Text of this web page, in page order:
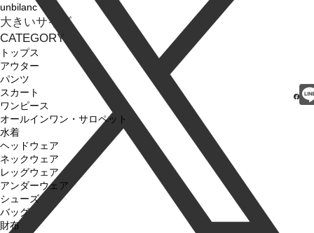
unbilanc
大きいサイズ
CATEGORY
トップス
アウター
パンツ
スカート
ワンピース
オールインワン・サロペット
水着
ヘッドウェア
ネックウェア
レッグウェア
アンダーウェア
シューズ
バッグ
財布